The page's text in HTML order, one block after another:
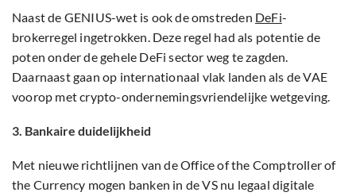
Naast de GENIUS-wet is ook de omstreden DeFi-
brokerregel ingetrokken. Deze regel had als potentie de
poten onder de gehele DeFi sector weg te zagden.
Daarnaast gaan op internationaal vlak landen als de VAE
voorop met crypto-ondernemingsvriendelijke wetgeving.
3. Bankaire duidelijkheid
Met nieuwe richtlijnen van de Office of the Comptroller of
the Currency mogen banken in de VS nu legaal digitale